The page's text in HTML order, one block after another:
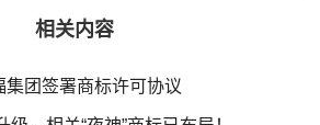
相关内容
集团签署商标许可协议